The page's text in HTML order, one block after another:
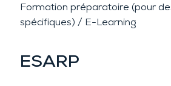
Formation préparatoire (pour
spécifiques) / E-Learning
ESARP